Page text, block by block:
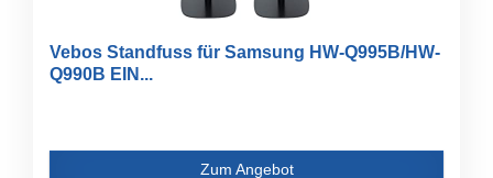
Vebos Standfuss für Samsung HW-Q995B/HW-
Q990B EIN...
Zum Angebot